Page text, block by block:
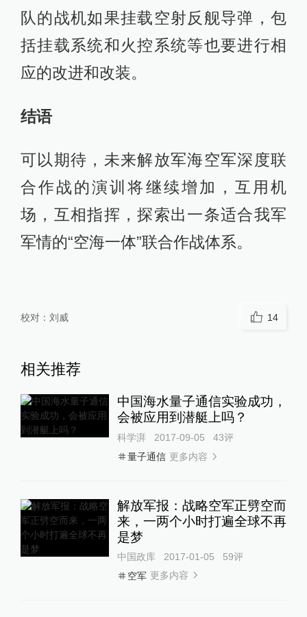
队的战机如果挂载空射反舰导弹，包
括挂载系统和火控系统等也要进行相
应的改进和改装。
结语
可以期待，未来解放军海空军深度联
合作战的演训将继续增加，互用机
场，互相指挥，探索出一条适合我军
军情的“空海一体”联合作战体系。
校对： 刘威 14
相关推荐
中国海水量子通信实验成功，
会被应用到潜艇上吗？
科学湃 2017-09-05 43评
量子通信 更多内容
解放军报：战略空军正劈空而
来，一两个小时打遍全球不再
是梦
中国政库 2017-01-05 59评
空军 更多内容